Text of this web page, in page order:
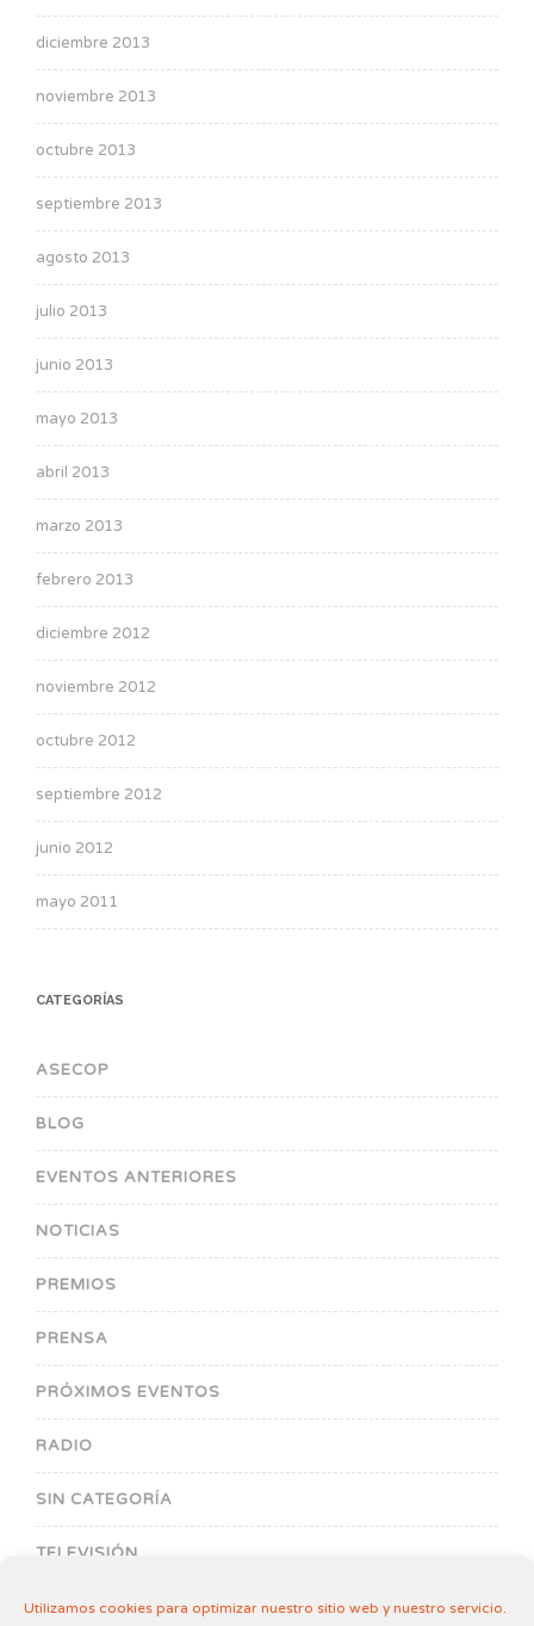
Utilizamos cookies para optimizar nuestro sitio web y nuestro servicio.
diciembre 2013
noviembre 2013
octubre 2013
septiembre 2013
agosto 2013
julio 2013
junio 2013
mayo 2013
abril 2013
marzo 2013
febrero 2013
diciembre 2012
noviembre 2012
octubre 2012
septiembre 2012
junio 2012
mayo 2011
CATEGORÍAS
ASECOP
BLOG
EVENTOS ANTERIORES
NOTICIAS
PREMIOS
PRENSA
PRÓXIMOS EVENTOS
RADIO
SIN CATEGORÍA
TELEVISIÓN